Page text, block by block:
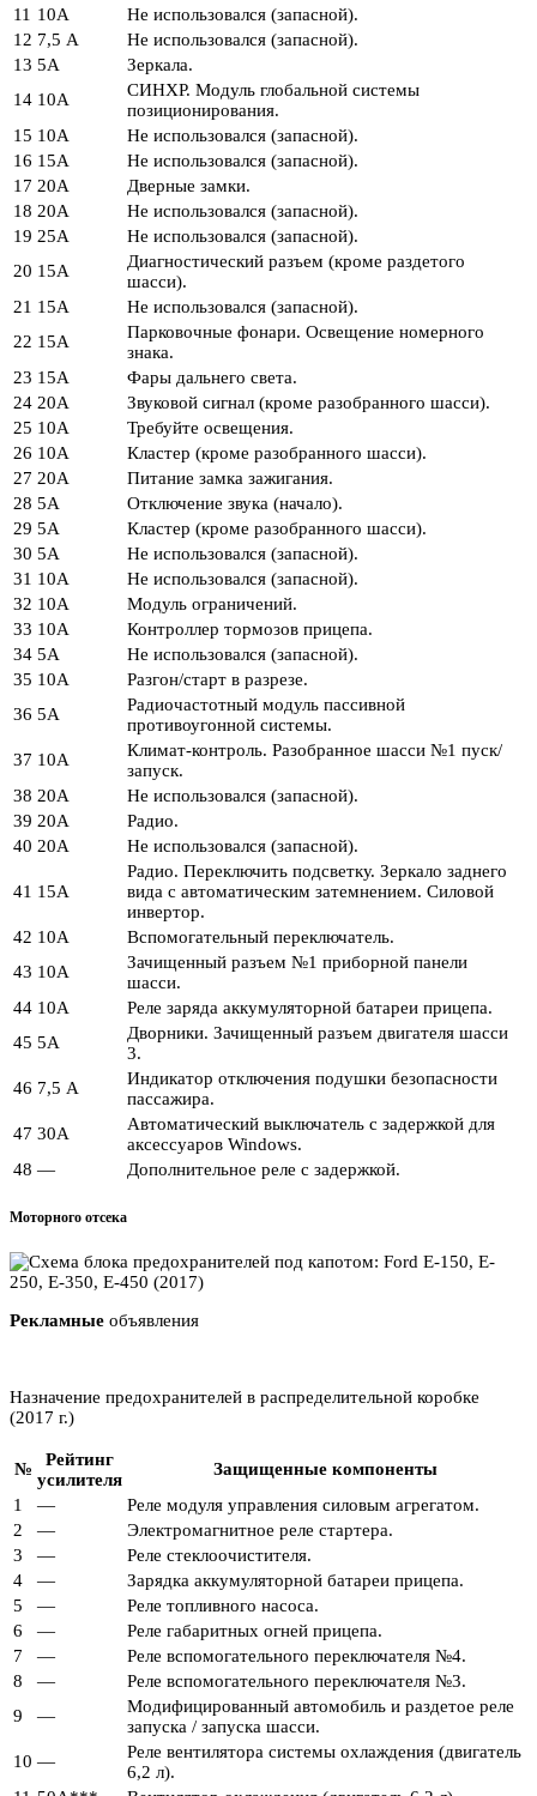
11 10А
Не использовался (запасной).
12 7,5 А
Не использовался (запасной).
13 5А
Зеркала.
14 10А
СИНХР. Модуль глобальной системы
позиционирования.
15 10А
Не использовался (запасной).
16 15А
Не использовался (запасной).
17 20А
Дверные замки.
18 20А
Не использовался (запасной).
19 25А
Не использовался (запасной).
20 15А
Диагностический разъем (кроме раздетого
шасси).
21 15А
Не использовался (запасной).
22 15А
Парковочные фонари. Освещение номерного
знака.
23 15А
Фары дальнего света.
24 20А
Звуковой сигнал (кроме разобранного шасси).
25 10А
Требуйте освещения.
26 10А
Кластер (кроме разобранного шасси).
27 20А
Питание замка зажигания.
28 5А
Отключение звука (начало).
29 5А
Кластер (кроме разобранного шасси).
30 5А
Не использовался (запасной).
31 10А
Не использовался (запасной).
32 10А
Модуль ограничений.
33 10А
Контроллер тормозов прицепа.
34 5А
Не использовался (запасной).
35 10А
Разгон/старт в разрезе.
36 5А
Радиочастотный модуль пассивной
противоугонной системы.
37 10А
Климат-контроль. Разобранное шасси №1 пуск/
запуск.
38 20А
Не использовался (запасной).
39 20А
Радио.
40 20А Не использовался (запасной).
41 15А
Радио. Переключить подсветку. Зеркало заднего
вида с автоматическим затемнением. Силовой
инвертор.
42 10А
Вспомогательный переключатель.
43 10А
Зачищенный разъем №1 приборной панели
шасси.
44 10А
Реле заряда аккумуляторной батареи прицепа.
45 5А
Дворники. Зачищенный разъем двигателя шасси
3.
46 7,5 А
Индикатор отключения подушки безопасности
пассажира.
47 30А
Автоматический выключатель с задержкой для
аксессуаров Windows.
48 — Дополнительное реле с задержкой.
Моторного отсека
Рекламные объявления
Назначение предохранителей в распределительной коробке
(2017 г.)
№
Рейтинг
усилителя
Защищенные компоненты
1
—
Реле модуля управления силовым агрегатом.
2
—
Электромагнитное реле стартера.
3
—
Реле стеклоочистителя.
4
—
Зарядка аккумуляторной батареи прицепа.
5
—
Реле топливного насоса.
6
—
Реле габаритных огней прицепа.
7
—
Реле вспомогательного переключателя №4.
8
—
Реле вспомогательного переключателя №3.
9
—
Модифицированный автомобиль и раздетое реле
запуска / запуска шасси.
10 —
Реле вентилятора системы охлаждения (двигатель
6,2 л).